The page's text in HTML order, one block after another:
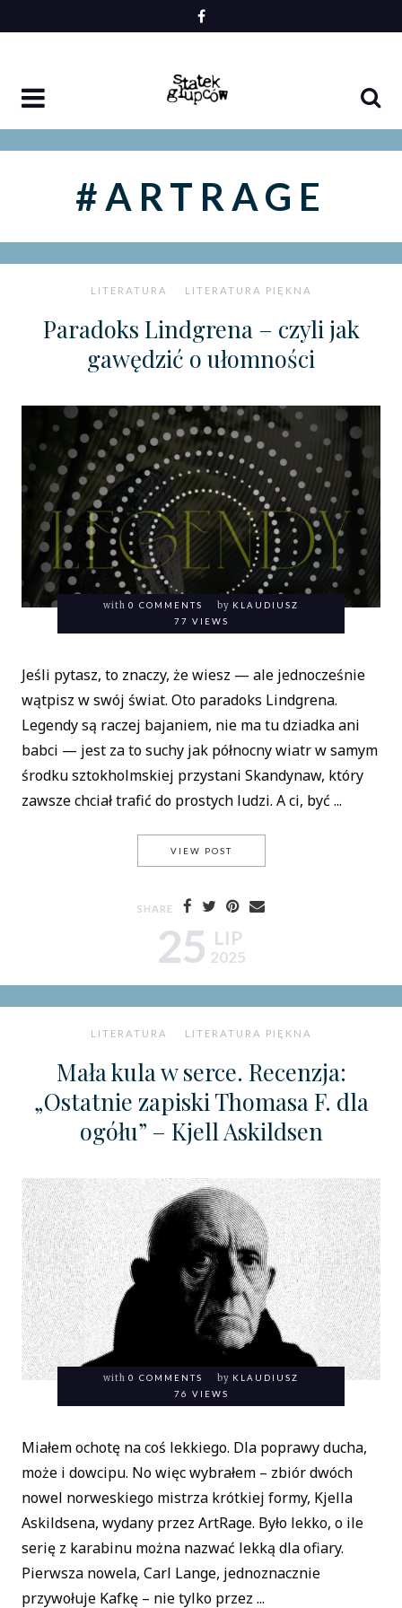
to
#ARTRAGE
LITERATURA LITERATURA PIĘKNA
Paradoks Lindgrena – czyli jak
gawędzić o ułomności
with 0 COMMENTS by KLAUDIUSZ
77 VIEWS
Jeśli pytasz, to znaczy, że wiesz — ale jednocześnie
wątpisz w swój świat. Oto paradoks Lindgrena.
Legendy są raczej bajaniem, nie ma tu dziadka ani
babci — jest za to suchy jak północny wiatr w samym
środku sztokholmskiej przystani Skandynaw, który
zawsze chciał trafić do prostych ludzi. A ci, być ...
25 LIP
2025
VIEW POSTPARADOKS LINDGRENA –
SHARE
LITERATURA LITERATURA PIĘKNA
Mała kula w serce. Recenzja:
„Ostatnie zapiski Thomasa F. dla
ogółu” – Kjell Askildsen
with 0 COMMENTS by KLAUDIUSZ
76 VIEWS
Miałem ochotę na coś lekkiego. Dla poprawy ducha,
może i dowcipu. No więc wybrałem – zbiór dwóch
nowel norweskiego mistrza krótkiej formy, Kjella
Askildsena, wydany przez ArtRage. Było lekko, o ile
serię z karabinu można nazwać lekką dla ofiary.
Pierwsza nowela, Carl Lange, jednoznacznie
przywołuje Kafkę – nie tylko przez ...